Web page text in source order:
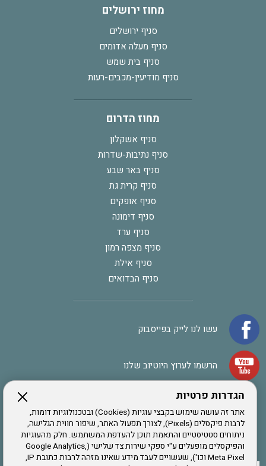
הגדרות פרטיות
אתר זה עושה שימוש בקבצי עוגיות (Cookies) ובטכנולוגיות דומות,
לרבות פיקסלים (Pixels), לצורך תפעול האתר, שיפור חווית הגלישה,
ניתוחים סטטיסטיים והתאמת תוכן להעדפת המשתמש. חלק מהעוגיות
והפיקסלים מופעלים ע"י ספקי שירות צד שלישי (Google Analytics,
Meta Pixel וכו'), שעשויים לעבד מידע שאינו מזהה לרבות כתובת IP,
מחוז ירושלים
סניף ירושלים
סניף מעלה אדומים
סניף בית שמש
סניף מודיעין-מכבים-רעות
מחוז הדרום
סניף אשקלון
סניף נתיבות-שדרות
סניף באר שבע
סניף קרית גת
סניף אופקים
סניף דימונה
סניף ערד
סניף מצפה רמון
סניף אילת
סניף הבדואים
עשו לנו לייק בפייסבוק
הרשמו לערוץ היוטיוב שלנו
אתר צה"ל